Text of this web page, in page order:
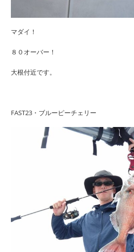
マダイ！
８０オーバー！
大根付近です。
FAST23・ブルーピーチェリー